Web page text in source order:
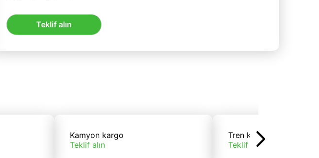
Teklif alın
Kamyon kargo
Teklif alın
Tren kargo
Teklif alın